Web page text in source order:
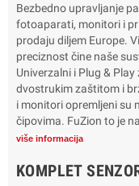
Pakovanje: 2
Garancija: 3 godine
Trajanje do 15
Bezbedno upravljanje
fotoaparati, monitori i
prodaju diljem Europe.
preciznost čine naše
Univerzalni i Plug &
dvostrukim zaštitom i
i monitori opremljeni su
čipovima. FuZion to je
više informacija
KOMPLET